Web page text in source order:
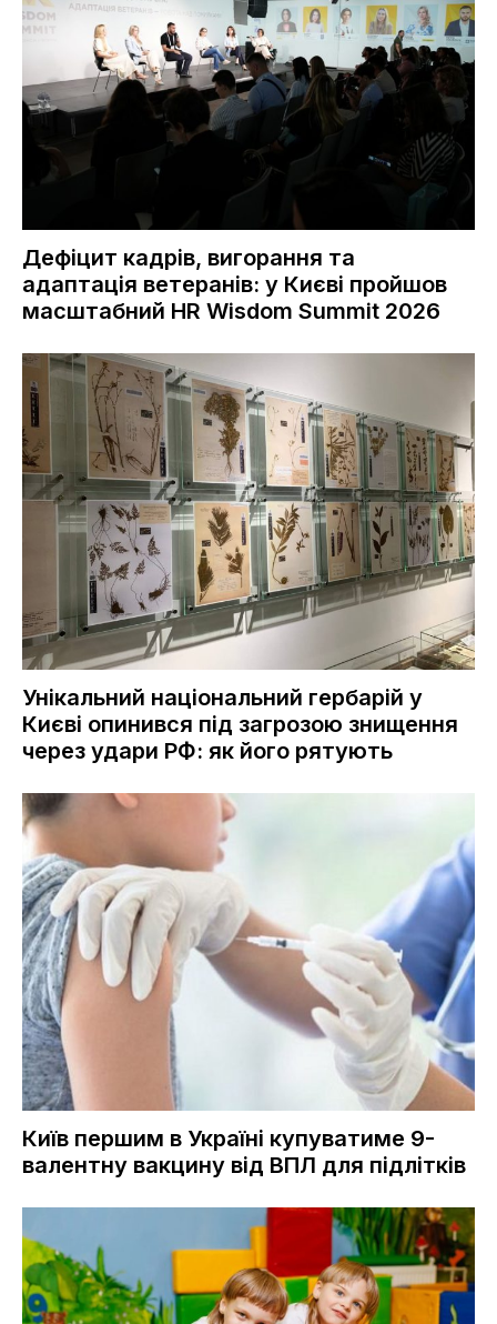
Дефіцит кадрів, вигорання та
адаптація ветеранів: у Києві пройшов
масштабний HR Wisdom Summit 2026
Унікальний національний гербарій у
Києві опинився під загрозою знищення
через удари РФ: як його рятують
Київ першим в Україні купуватиме 9-
валентну вакцину від ВПЛ для підлітків